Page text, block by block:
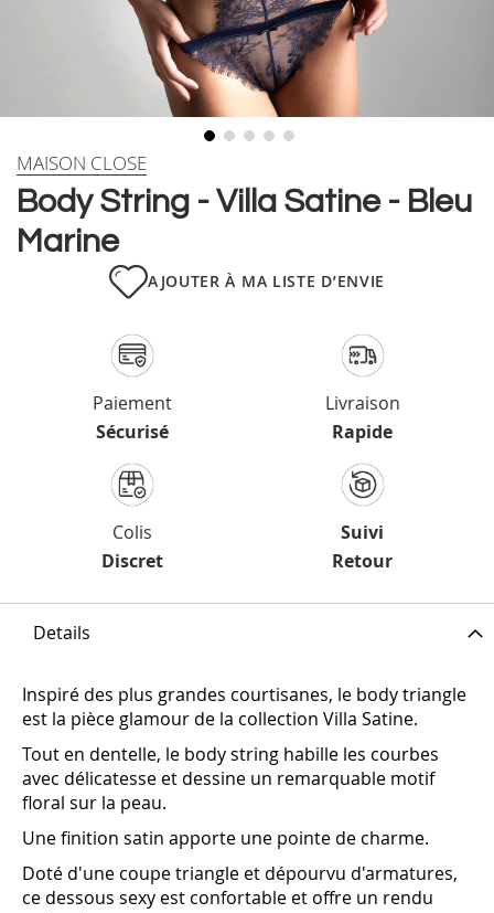
Skip
the
beginning
Body String - Villa Satine - Bleu
Marine
MAISON CLOSE
AJOUTER À MA LISTE D’ENVIE
Paiement
Sécurisé
Livraison
Rapide
Colis
Discret
Suivi
Retour
Details
Inspiré des plus grandes courtisanes, le body triangle
est la pièce glamour de la collection Villa Satine.
Tout en dentelle, le body string habille les courbes
avec délicatesse et dessine un remarquable motif
floral sur la peau.
Une finition satin apporte une pointe de charme.
Doté d'une coupe triangle et dépourvu d'armatures,
ce dessous sexy est confortable et offre un rendu